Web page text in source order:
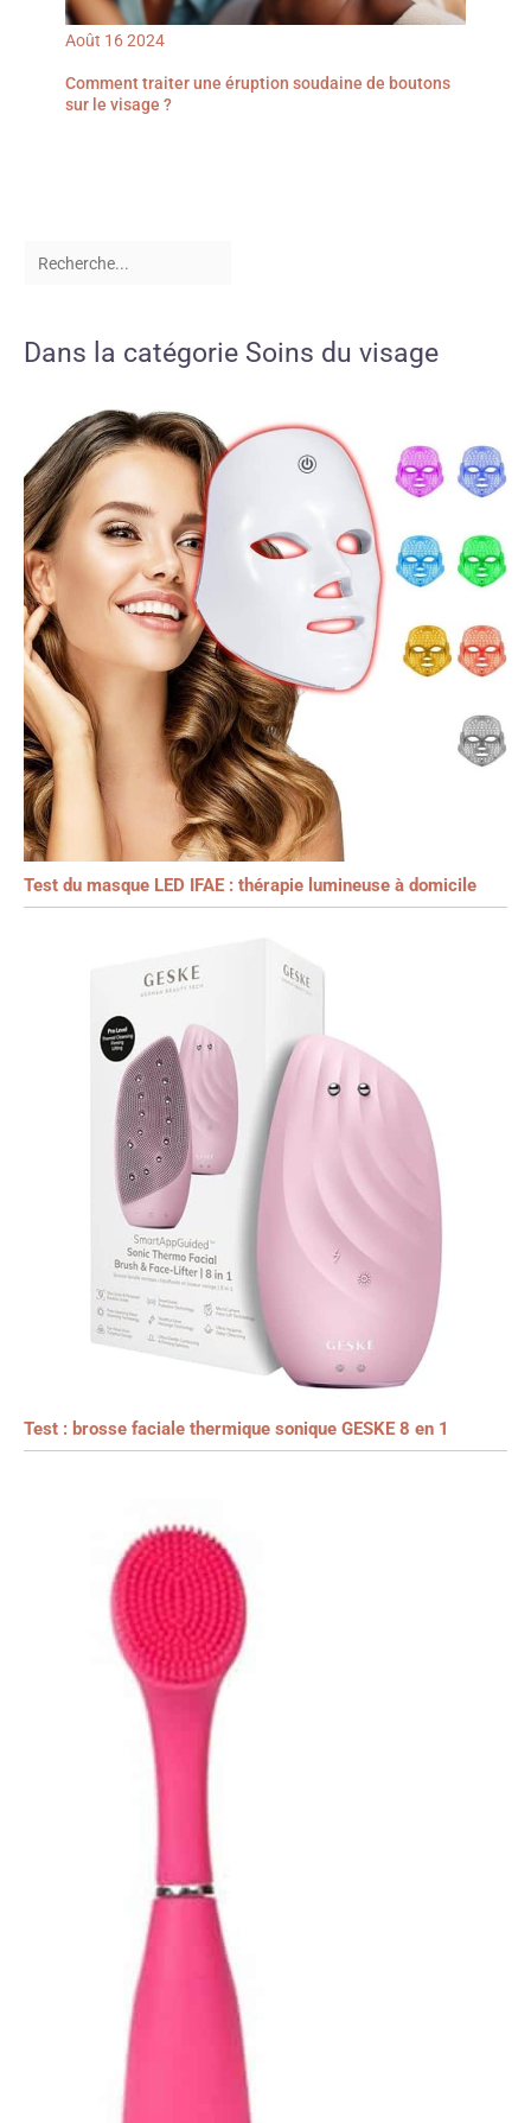
Août 162024
Comment traiter une éruption soudaine de boutons
sur le visage ?
Dans la catégorie Soins du visage
Test du masque LED IFAE : thérapie lumineuse à domicile
Test : brosse faciale thermique sonique GESKE 8 en 1